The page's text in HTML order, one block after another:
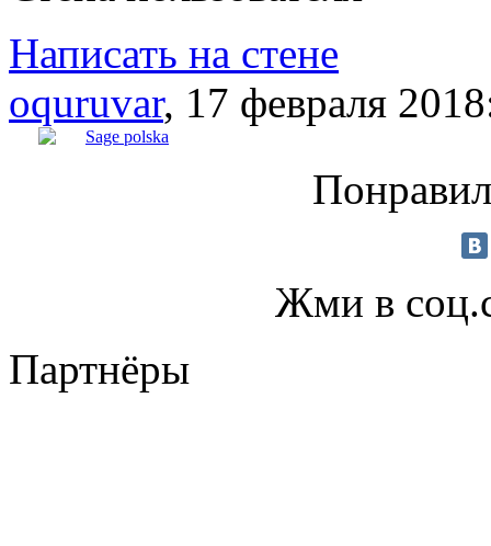
Написать на стене
oquruvar, 17 февраля
Sage polska
Жми в
Партнёры